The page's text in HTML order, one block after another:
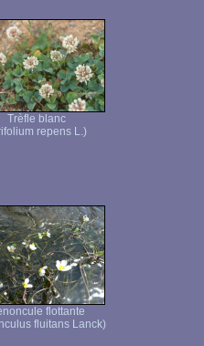
Trèfle blanc
repens L.)
flottante
fluitans Lanck)